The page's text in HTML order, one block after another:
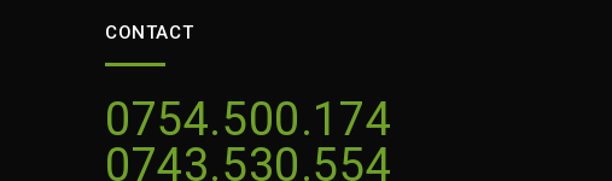
CONTACT
0754.500.174
0743.530.554